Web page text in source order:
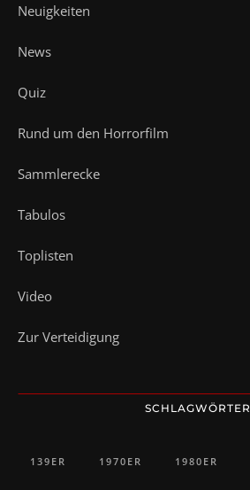
Neuigkeiten
News
Quiz
Rund um den Horrorfilm
Sammlerecke
Tabulos
Toplisten
Video
Zur Verteidigung
SCHLAGWÖRTER
139ER 1970ER 1980ER